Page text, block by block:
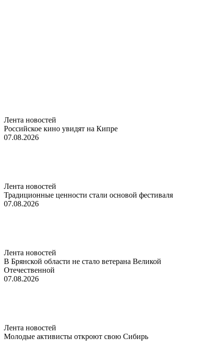
Лента новостей
Российское кино увидят на Кипре
07.08.2026
Лента новостей
Традиционные ценности стали основой фестиваля
07.08.2026
Лента новостей
В Брянской области не стало ветерана Великой
Отечественной
07.08.2026
Лента новостей
Молодые активисты откроют свою Сибирь